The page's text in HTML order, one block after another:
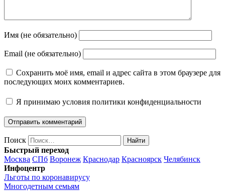
Имя (не обязательно)
Email (не обязательно)
Сохранить моё имя, email и адрес сайта в этом браузере для
последующих моих комментариев.
Я принимаю условия политики конфиденциальности
Поиск Найти
Быстрый переход
Москва СПб Воронеж Краснодар Красноярск Челябинск
Инфоцентр
Льготы по коронавирусу
Многодетным семьям